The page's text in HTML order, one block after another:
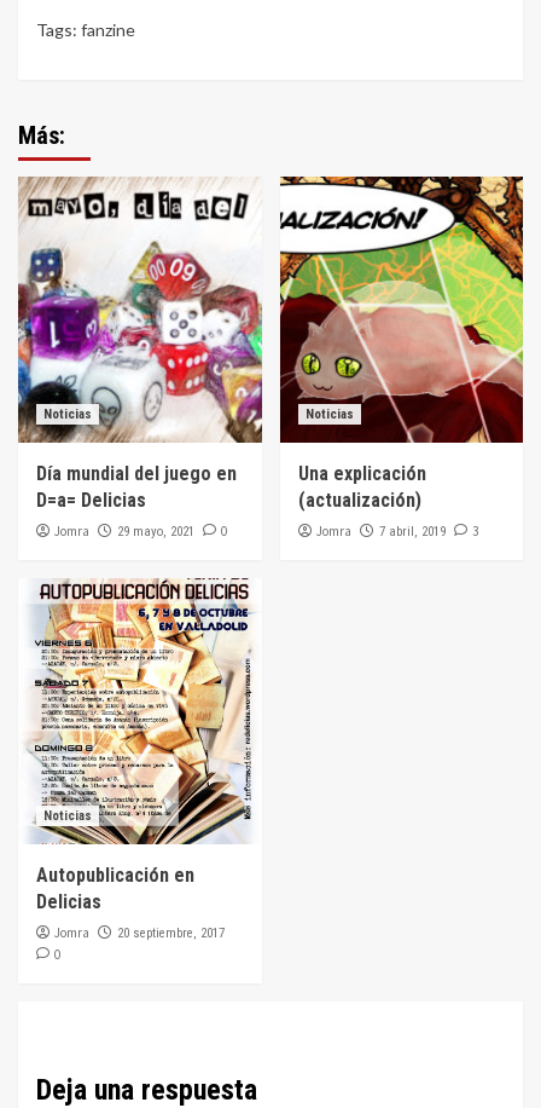
Tags: fanzine
Más:
Noticias
Día mundial del juego en
D=a= Delicias
Jomra 29 mayo, 2021 0
Noticias
Una explicación
(actualización)
Jomra 7 abril, 2019 3
Noticias
Autopublicación en
Delicias
Jomra 20 septiembre, 2017
0
Deja una respuesta